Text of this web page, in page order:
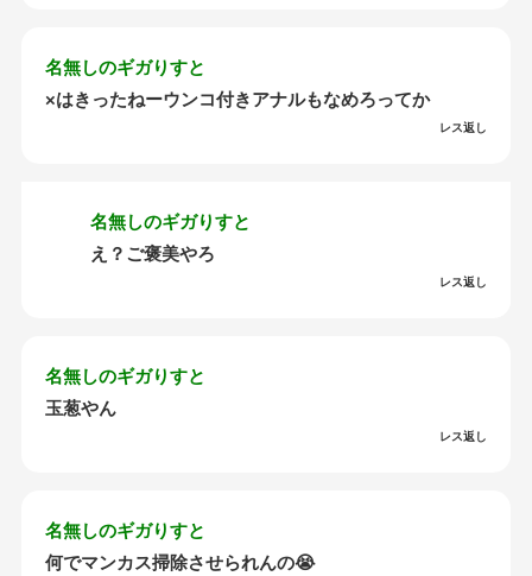
名無しのギガりすと
×はきったねーウンコ付きアナルもなめろってか
レス返し
名無しのギガりすと
え？ご褒美やろ
レス返し
名無しのギガりすと
玉葱やん
レス返し
名無しのギガりすと
何でマンカス掃除させられんの😭